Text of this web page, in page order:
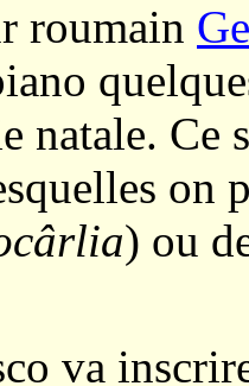
roumain
natale. Ce
on
) ou
va